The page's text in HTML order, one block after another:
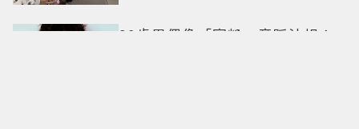
29歲男偶像「寵粉」竟踩法規！